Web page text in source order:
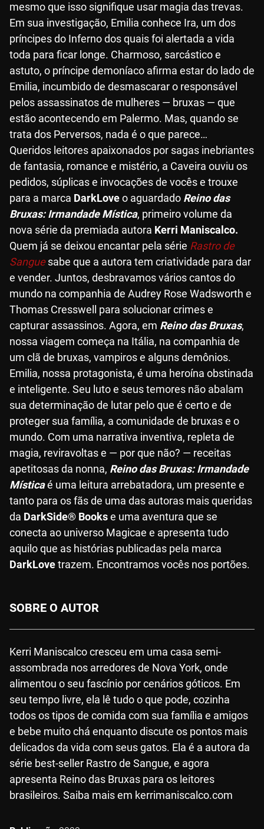
mesmo que isso signifique usar magia das trevas.
Em sua investigação, Emilia conhece Ira, um dos
príncipes do Inferno dos quais foi alertada a vida
toda para ficar longe. Charmoso, sarcástico e
astuto, o príncipe demoníaco afirma estar do lado de
Emilia, incumbido de desmascarar o responsável
pelos assassinatos de mulheres — bruxas — que
estão acontecendo em Palermo. Mas, quando se
trata dos Perversos, nada é o que parece…
Queridos leitores apaixonados por sagas inebriantes
de fantasia, romance e mistério, a Caveira ouviu os
pedidos, súplicas e invocações de vocês e trouxe
para a marca DarkLoveo aguardado Reino das
Bruxas: Irmandade Mística, primeiro volume da
nova série da premiada autora Kerri Maniscalco.
Quem já se deixou encantar pela série Rastro de
Sangue sabe que a autora tem criatividade para dar
e vender. Juntos, desbravamos vários cantos do
mundo na companhia de Audrey Rose Wadsworth e
Thomas Cresswell para solucionar crimes e
capturar assassinos. Agora, em Reino das Bruxas,
nossa viagem começa na Itália, na companhia de
um clã de bruxas, vampiros e alguns demônios.
Emilia, nossa protagonista, é uma heroína obstinada
e inteligente. Seu luto e seus temores não abalam
sua determinação de lutar pelo que é certo e de
proteger sua família, a comunidade de bruxas e o
mundo. Com uma narrativa inventiva, repleta de
magia, reviravoltas e — por que não? — receitas
apetitosas da nonna, Reino das Bruxas: Irmandade
Místicaé uma leitura arrebatadora, um presente e
tanto para os fãs de uma das autoras mais queridas
da DarkSide® Bookse uma aventura que se
conecta ao universo Magicae e apresenta tudo
aquilo que as histórias publicadas pela marca
DarkLovetrazem. Encontramos vocês nos portões.
SOBRE O AUTOR
Kerri Maniscalco cresceu em uma casa semi-
assombrada nos arredores de Nova York, onde
alimentou o seu fascínio por cenários góticos. Em
seu tempo livre, ela lê tudo o que pode, cozinha
todos os tipos de comida com sua família e amigos
e bebe muito chá enquanto discute os pontos mais
delicados da vida com seus gatos. Ela é a autora da
série best-seller Rastro de Sangue, e agora
apresenta Reino das Bruxas para os leitores
brasileiros. Saiba mais em kerrimaniscalco.com